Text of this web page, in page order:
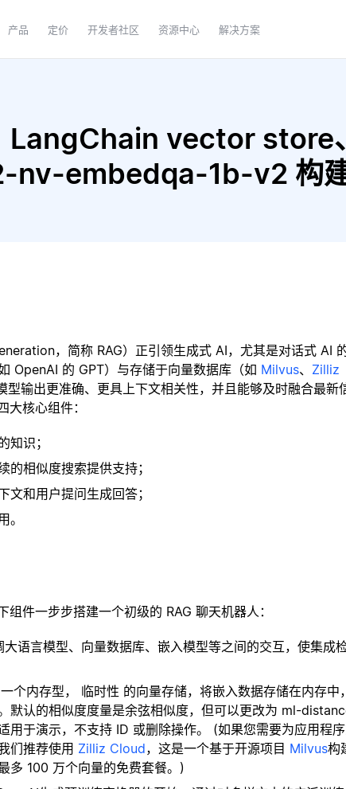
产品 定价 开发者社区 资源中心 解决方案
vector store
nv-embedqa-1b-v2 构
，简称 RAG）正引领生成式 AI，尤其是对话式 AI
OpenAI 的 GPT）与存储于向量数据库（如 Milvus、 Zilliz
型输出更准确、更具上下文相关性，并且能够及时融合最新
核心组件：
知识；
相似度搜索提供支持；
和用户提问生成回答；
。
件一步步搭建一个初级的 RAG 聊天机器人：
语言模型、向量数据库、嵌入模型等之间的交互，使集成
个内存型， 临时性 的向量存储，将嵌入数据存储在内存中
默认的相似度度量是余弦相似度，但可以更改为 ml-
用于演示，不支持 ID 或删除操作。 (如果您需要为应用程
们推荐使用 Zilliz Cloud，这是一个基于开源项目 Milvus构
多 100 万个向量的免费套餐。)